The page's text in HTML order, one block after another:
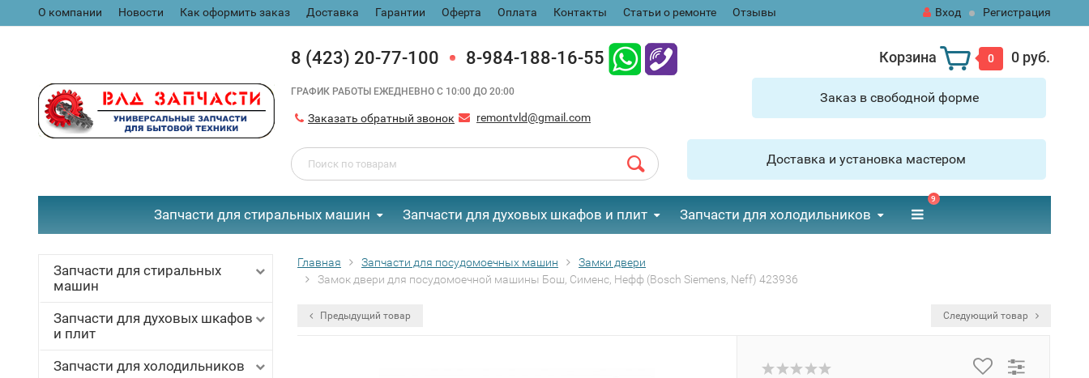
О компании Новости Как оформить заказ Доставка Гарантии Оферта Оплата Контакты Статьи о ремонте Отзывы Вход Регистрация
8 (423) 20-77-100 8-984-188-16-55
ГРАФИК РАБОТЫ ЕЖЕДНЕВНО С 10:00 ДО 20:00
Заказать обратный звонок remontvld@gmail.com
Корзина 0 0 руб.
Заказ в свободной форме
Доставка и установка мастером
Запчасти для стиральных машин Запчасти для духовых шкафов и плит Запчасти для холодильников
9
Запчасти для стиральных
машин
Запчасти для духовых шкафов
и плит
Запчасти для холодильников
Главная Запчасти для посудомоечных машин
Замки двери
Замок двери для посудомоечной машины Бош, Сименс, Нефф (Bosch Siemens, Neff) 423936
Предыдущий товар Следующий товар